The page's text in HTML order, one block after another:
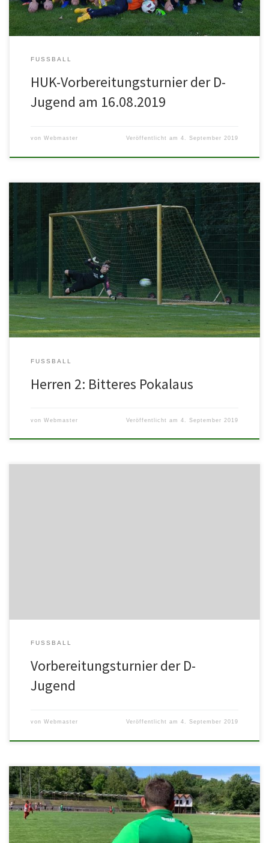
FUSSBALL
HUK-Vorbereitungsturnier der D-
Jugend am 16.08.2019
von Webmaster Veröffentlicht am4. September 2019
ASV Waldsee II – VfL Neuhofen II 5:6 n.E. Die zweite Garde des ASV
trat gestern zum Pokalfight gegen Neuhofen […]
FUSSBALL
Herren 2: Bitteres Pokalaus
von Webmaster Veröffentlicht am4. September 2019
FUSSBALL
Vorbereitungsturnier der D-
Jugend
von Webmaster Veröffentlicht am4. September 2019
SpVgg Edenkoben II – ASV Waldsee II 2:3 (0:1) Im zweiten